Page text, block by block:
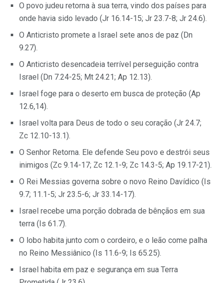
O povo judeu retorna à sua terra, vindo dos países para
onde havia sido levado (Jr 16.14-15; Jr 23.7-8; Jr 24.6).
O Anticristo promete a Israel sete anos de paz (Dn
9.27).
O Anticristo desencadeia terrível perseguição contra
Israel (Dn 7.24-25; Mt 24.21; Ap 12.13).
Israel foge para o deserto em busca de proteção (Ap
12.6,14).
Israel volta para Deus de todo o seu coração (Jr 24.7;
Zc 12.10-13.1).
O Senhor Retorna. Ele defende Seu povo e destrói seus
inimigos (Zc 9.14-17; Zc 12.1-9; Zc 14.3-5; Ap 19.17-21).
O Rei Messias governa sobre o novo Reino Davídico (Is
9.7; 11.1-5; Jr 23.5-6; Jr 33.14-17).
Israel recebe uma porção dobrada de bênçãos em sua
terra (Is 61.7).
O lobo habita junto com o cordeiro, e o leão come palha
no Reino Messiânico (Is 11.6-9; Is 65.25).
Israel habita em paz e segurança em sua Terra